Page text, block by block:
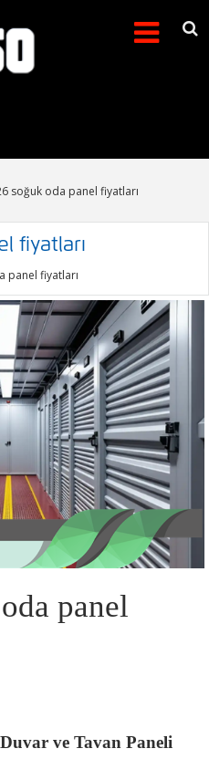
soğuk oda panel fiyatları
fiyatları
panel fiyatları
panel
ve Tavan Paneli